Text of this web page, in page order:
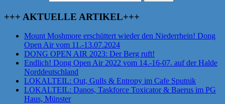
+++ AKTUELLE ARTIKEL+++
Mount Moshmore erschüttert wieder den Niederrhein! Dong
Open Air vom 11.-13.07.2024
DONG OPEN AIR 2023: Der Berg ruft!
Endlich! Dong Open Air 2022 vom 14.-16-07. auf der Halde
Norddeutschland
LOKALTEIL: Out, Gulls & Entropy im Cafe Sputnik
LOKALTEIL: Danos, Taskforce Toxicator & Baerus im PG
Haus, Münster